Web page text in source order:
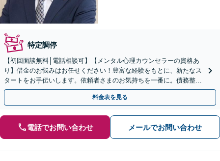
特定調停
【初回面談無料│電話相談可】【メンタル心理カウンセラーの資格あ
り】借金のお悩みはお任せください！豊富な経験をもとに、新たなス
タートをお手伝いします。依頼者さまのお気持ちを一番に。債務整理
／任意整理【土日も電話受付可能】【LINE対応可】
料金表を見る
電話でお問い合わせ メールでお問い合わせ